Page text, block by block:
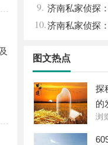
9. 济南私家侦探
后英雄
10.济南私家侦探
图文热点
探
的
浏